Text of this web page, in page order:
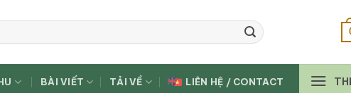
BÀI VIẾT TẢI VỀ LIÊN HỆ / CONTACT